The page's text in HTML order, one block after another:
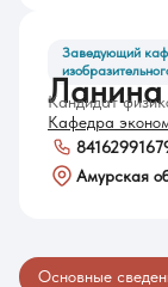
Заведующий
Кандидат
Кафедра
Амурская
Основные